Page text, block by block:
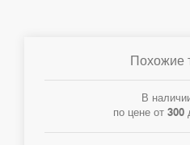
Похожие
В
по цене от 300